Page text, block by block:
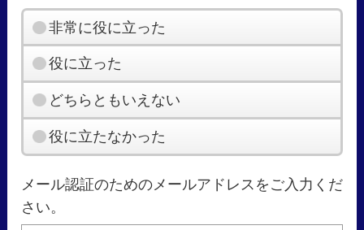
非常に役に立った
役に立った
どちらともいえない
役に立たなかった
メール認証のためのメールアドレスをご入力くだ
さい。